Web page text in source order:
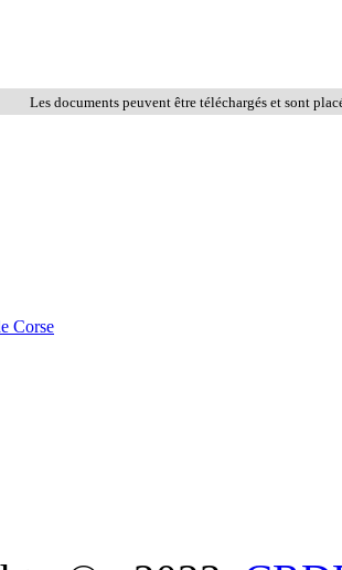
Les documents peuvent être téléchargés et sont